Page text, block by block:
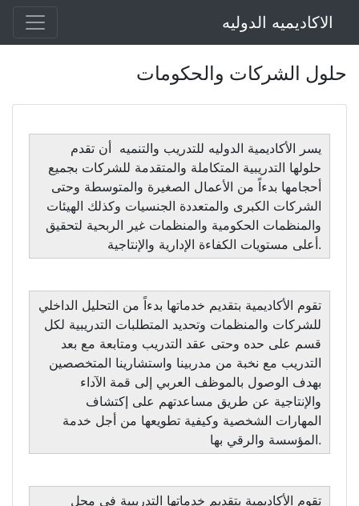
الاكاديميه الدوليه
حلول الشركات والحكومات
حلولها التدريبية المتكاملة والمتقدمة للشركات بجميع
أحجامها بدءاً من الأعمال الصغيرة والمتوسطة وحتى
الشركات الكبرى والمتعددة الجنسيات وكذلك الهيئات
والمنظمات الحكومية والمنظمات غير الربحية لتحقيق
أعلى مستويات الكفاءة الإدارية والإنتاجية.
تقوم الأكاديمية بتقديم خدماتها بدءاً من التحليل الداخلي
للشركات والمنظمات وتحديد المتطلبات التدريبية لكل
قسم على حده وحتى عقد التدريب ومتابعة مع بعد
التدريب مع نخبة من مدربينا واستشارينا المتخصصين
بهدف الوصول بالموظف العربي إلى قمة الآداء
والإنتاجية عن طريق مساعدتهم على إكتشاف
المهارات الشخصية وكيفية تطويعها من أجل خدمة
المؤسسة والرقي بها.
تقوم الأكاديمية بتقديم خدماتها التدريبية في محل